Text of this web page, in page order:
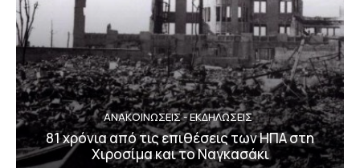
ΑΝΑΚΟΙΝΩΣΕΙΣ - ΕΚΔΗΛΩΣΕΙΣ
81 χρόνια από τις επιθέσεις των ΗΠΑ στη
Χιροσίμα και το Ναγκασάκι